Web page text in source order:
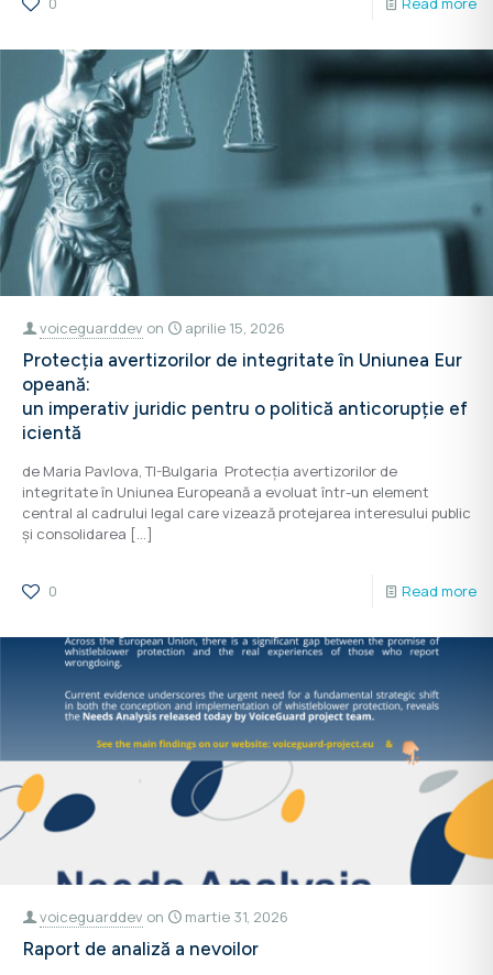
voiceguarddev on aprilie 15, 2026
Protecția avertizorilor de integritate în Uniunea Eur
opeană:
un imperativ juridic pentru o politică anticorupție ef
icientă
de Maria Pavlova, TI-Bulgaria Protecția avertizorilor de
integritate în Uniunea Europeană a evoluat într-un element
central al cadrului legal care vizează protejarea interesului public
și consolidarea […]
0 Read more
voiceguarddev on martie 31, 2026
Raport de analiză a nevoilor